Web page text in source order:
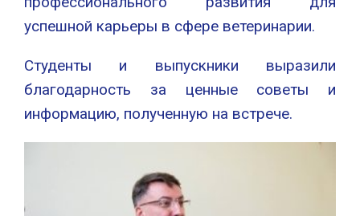
успешной карьеры в сфере ветеринарии.
Студенты и выпускники выразили
благодарность за ценные советы и
информацию, полученную на встрече.